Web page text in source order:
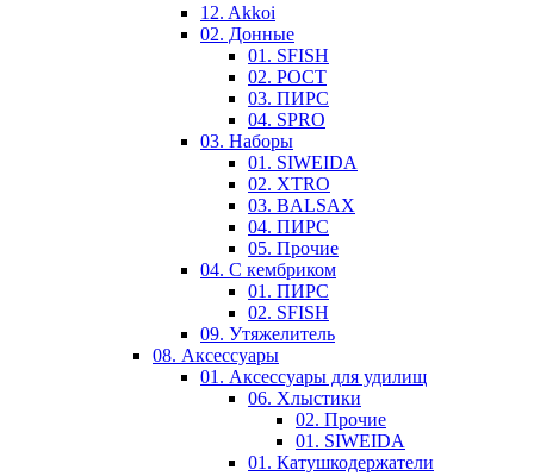
12. Akkoi
02. Донные
01. SFISH
02. РОСТ
03. ПИРС
04. SPRO
03. Наборы
01. SIWEIDA
02. XTRO
03. BALSAX
04. ПИРС
05. Прочие
04. С кембриком
01. ПИРС
02. SFISH
09. Утяжелитель
08. Аксессуары
01. Аксессуары для удилищ
06. Хлыстики
02. Прочие
01. SIWEIDA
01. Катушкодержатели